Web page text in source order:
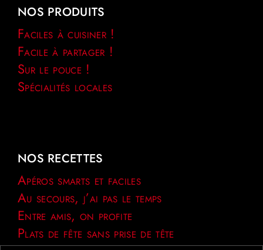
NOS PRODUITS
Faciles à cuisiner !
Facile à partager !
Sur le pouce !
Spécialités locales
NOS RECETTES
Apéros smarts et faciles
Au secours, j’ai pas le temps
Entre amis, on profite
Plats de fête sans prise de tête